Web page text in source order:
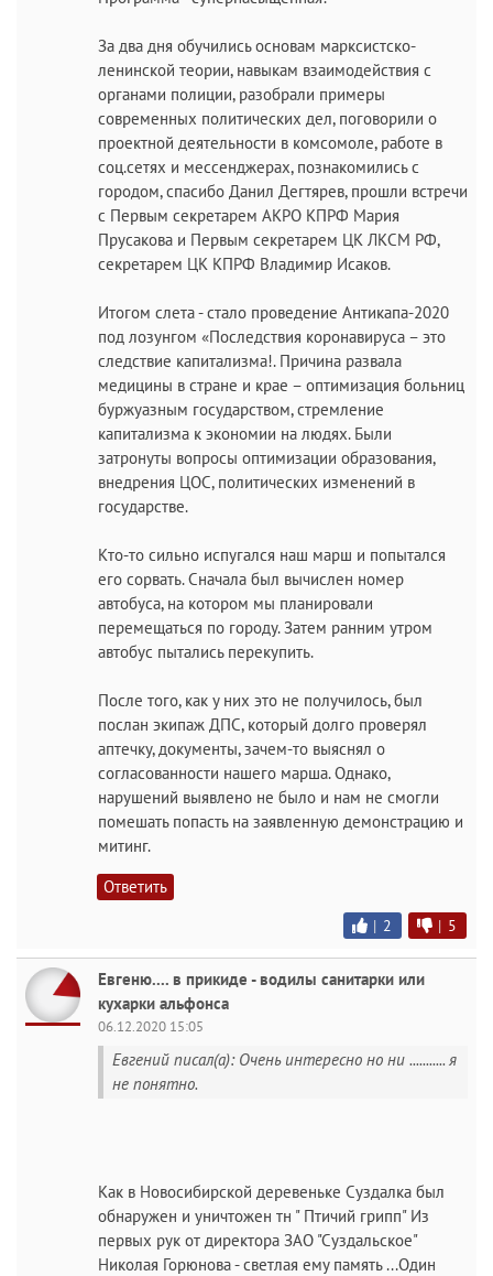
За два дня обучились основам марксистско-
ленинской теории, навыкам взаимодействия с
органами полиции, разобрали примеры
современных политических дел, поговорили о
проектной деятельности в комсомоле, работе в
соц.сетях и мессенджерах, познакомились с
городом, спасибо Данил Дегтярев, прошли встречи
с Первым секретарем АКРО КПРФ Мария
Прусакова и Первым секретарем ЦК ЛКСМ РФ,
секретарем ЦК КПРФ Владимир Исаков.
Итогом слета - стало проведение Антикапа-2020
под лозунгом «Последствия коронавируса – это
следствие капитализма!. Причина развала
медицины в стране и крае – оптимизация больниц
буржуазным государством, стремление
капитализма к экономии на людях. Были
затронуты вопросы оптимизации образования,
внедрения ЦОС, политических изменений в
государстве.
Кто-то сильно испугался наш марш и попытался
его сорвать. Сначала был вычислен номер
автобуса, на котором мы планировали
перемещаться по городу. Затем ранним утром
автобус пытались перекупить.
После того, как у них это не получилось, был
послан экипаж ДПС, который долго проверял
аптечку, документы, зачем-то выяснял о
согласованности нашего марша. Однако,
нарушений выявлено не было и нам не смогли
помешать попасть на заявленную демонстрацию и
митинг.
Ответить
| 2 | 5
Евгеню.... в прикиде - водилы санитарки или
кухарки альфонса
06.12.2020 15:05
Евгений писал(а): Очень интересно но ни ........... я
не понятно.
Как в Новосибирской деревеньке Суздалка был
обнаружен и уничтожен тн " Птичий грипп" Из
первых рук от директора ЗАО "Суздальское"
Николая Горюнова - светлая ему память ...Один